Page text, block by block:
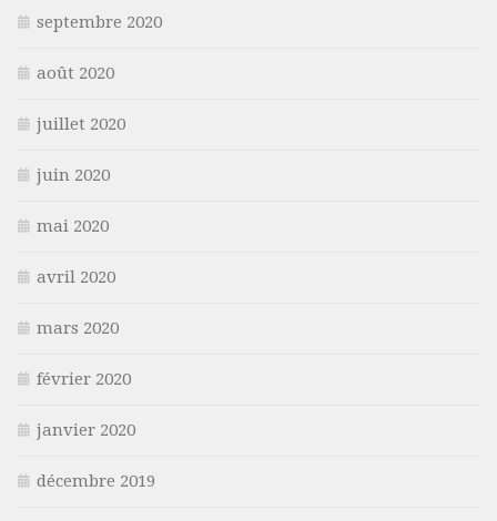
septembre 2020
août 2020
juillet 2020
juin 2020
mai 2020
avril 2020
mars 2020
février 2020
janvier 2020
décembre 2019